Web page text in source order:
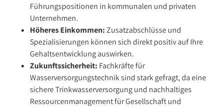
Führungspositionen in kommunalen und privaten
Unternehmen.
Höheres Einkommen:Zusatzabschlüsse und
Spezialisierungen können sich direkt positiv auf Ihre
Gehaltsentwicklung auswirken.
Zukunftssicherheit: Fachkräfte für
Wasserversorgungstechnik sind stark gefragt, da eine
sichere Trinkwasserversorgung und nachhaltiges
Ressourcenmanagement für Gesellschaft und